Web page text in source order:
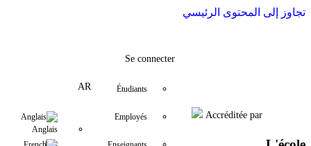
تجاوز إلى المحتوى الرئيسي
Facebook
Twitter
Accréditée par
Se connecter
Étudiants
Employés
AR
Anglais